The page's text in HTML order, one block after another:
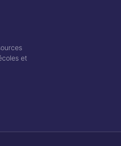
et